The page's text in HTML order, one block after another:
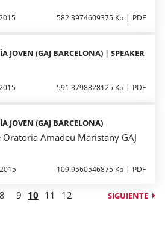
582.3974609375 Kb PDF
JOVEN (GAJ BARCELONA) | SPEAKER
591.3798828125 Kb PDF
JOVEN (GAJ BARCELONA)
Oratoria Amadeu Maristany GAJ
109.9560546875 Kb PDF
8 9 10 11 12 SIGUIENTE